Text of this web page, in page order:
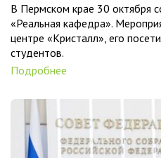
В Пермском крае 30 октября
«Реальная кафедра».
центре «Кристалл», его
студентов.
Подробнее